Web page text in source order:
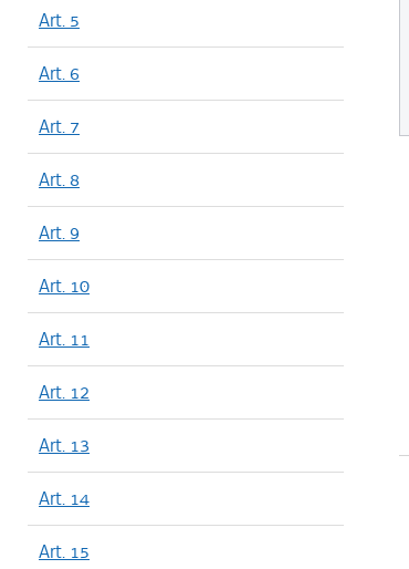
Art. 5
Art. 6
Art. 7
Art. 8
Art. 9
Art. 10
Art. 11
Art. 12
Art. 13
Art. 14
Art. 15